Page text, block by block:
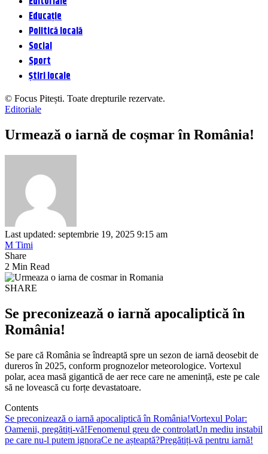
Educație
Politică locală
Social
Sport
Știri locale
© Focus Pitești. Toate drepturile rezervate.
Editoriale
Urmează o iarnă de coșmar în România!
Last updated: septembrie 19, 2025 9:15 am
M Timi
Share
2 Min Read
SHARE
Se preconizează o iarnă apocaliptică în
România!
Se pare că România se îndreaptă spre un sezon de iarnă deosebit de
dureros în 2025, conform prognozelor meteorologice. Vortexul
polar, acea masă gigantică de aer rece care ne amenință, este pe cale
să ne lovească cu forțe devastatoare.
Contents
Se preconizează o iarnă apocaliptică în România!Vortexul Polar:
Oamenii, pregătiți-vă!Fenomenul greu de controlatUn mediu instabil
pe care nu-l putem ignoraCe ne așteaptă?Pregătiți-vă pentru iarnă!